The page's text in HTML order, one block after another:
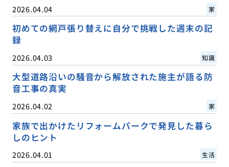
2026.04.04 家
初めての網戸張り替えに自分で挑戦した週末の記
録
2026.04.03 知識
大型道路沿いの騒音から解放された施主が語る防
音工事の真実
2026.04.02 家
家族で出かけたリフォームパークで発見した暮ら
しのヒント
2026.04.01 生活